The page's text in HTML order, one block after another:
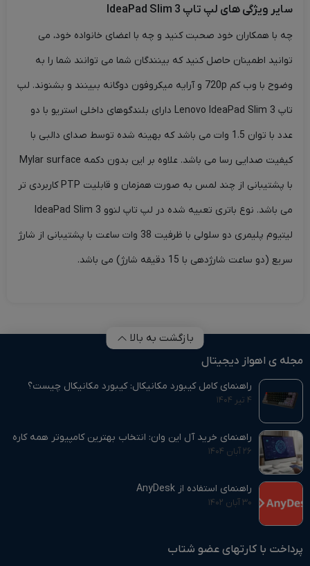
سایر ویژگی های لپ تاپ IdeaPad Slim 3
چه با همکاران خود صحبت کنید و چه با اعضای خانواده خود، می
توانید اطمینان حاصل کنید که بینندگان شما می توانند شما را به
وضوح با وب کم 720p و آرایه میکروفون دوگانه ببینند و بشنوند. لپ
تاپ Lenovo IdeaPad Slim 3 دارای بلندگوهای داخلی استریو با دو
عدد با توان 1.5 وات می باشد که بهینه شده توسط صدای دالبی با
کیفیت صدایی رسا می باشد. علاوه بر این بدون دکمه Mylar surface
با پشتیبانی از چند لمس به صورت همزمان و قابلیت PTP کاربردی تر
می باشد. نوع باتری تعبیه شده در لپ تاپ لنوو IdeaPad Slim 3
لیتیوم پلیمری دو سلولی با ظرفیت 38 وات ساعت با پشتیبانی از شارژ
سریع (دو ساعت شارژدهی با 15 دقیقه شارژ) می باشد.
بازگشت به بالا
مجله ی اهواز دیجیتال
راهنمای کامل کیبورد مکانیکال: کیبورد مکانیکال چیست؟
۴ تیر ۱۴۰۴
راهنمای خرید آل این وان: انتخاب بهترین کامپیوتر همه‌ کاره
۲۶ آبان ۱۴۰۴
راهنمای استفاده از AnyDesk
۳۰ آبان ۱۴۰۲
پرداخت با کارتهای عضو شتاب